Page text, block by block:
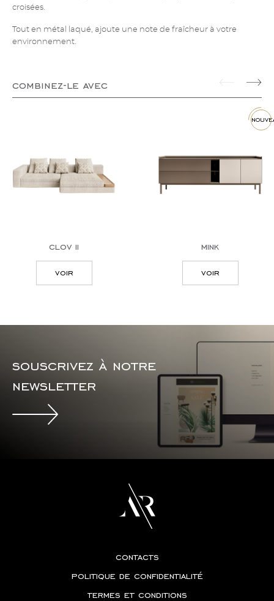
croisées.
Tout en métal laqué, ajoute une note de fraîcheur à votre
environnement.
combinez-le avec
clov ii
voir
mink
voir
souscrivez à notre
newsletter
contacts
politique de confidentialité
termes et conditions